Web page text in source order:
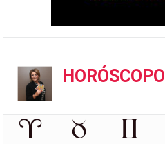
HORÓSCOPO